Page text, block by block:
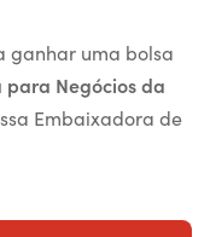
ganhar uma bolsa
Negócios da
Embaixadora de